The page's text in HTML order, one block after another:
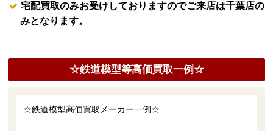
宅配買取のみお受けしておりますのでご来店は千葉店の
みとなります。
☆鉄道模型等高価買取一例☆
☆鉄道模型高価買取メーカー一例☆